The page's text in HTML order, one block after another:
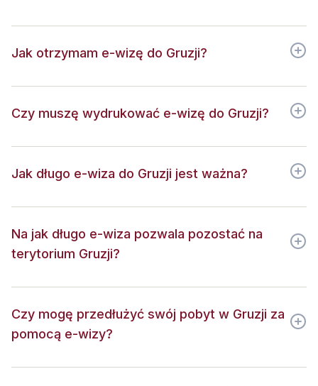
Jak otrzymam e-wizę do Gruzji?
Czy muszę wydrukować e-wizę do Gruzji?
Jak długo e-wiza do Gruzji jest ważna?
Na jak długo e-wiza pozwala pozostać na
terytorium Gruzji?
Czy mogę przedłużyć swój pobyt w Gruzji za
pomocą e-wizy?